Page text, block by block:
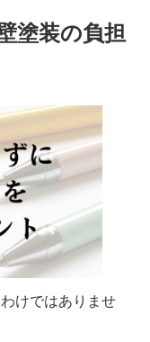
塗装の負担
けではありませ